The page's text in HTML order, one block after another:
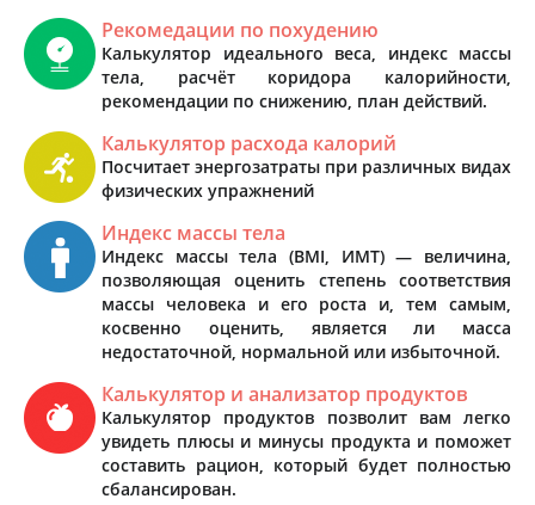
Рекомедации по похудению
Калькулятор идеального веса, индекс массы
тела, расчёт коридора калорийности,
рекомендации по снижению, план действий.
Калькулятор расхода калорий
Посчитает энергозатраты при различных видах
физических упражнений
Индекс массы тела
Индекс массы тела (BMI, ИМТ) — величина,
позволяющая оценить степень соответствия
массы человека и его роста и, тем самым,
косвенно оценить, является ли масса
недостаточной, нормальной или избыточной.
Калькулятор и анализатор продуктов
Калькулятор продуктов позволит вам легко
увидеть плюсы и минусы продукта и поможет
составить рацион, который будет полностью
сбалансирован.